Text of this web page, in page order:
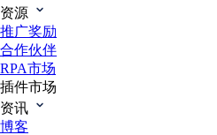
资源
推广奖励
合作伙伴
RPA市场
插件市场
资讯
博客